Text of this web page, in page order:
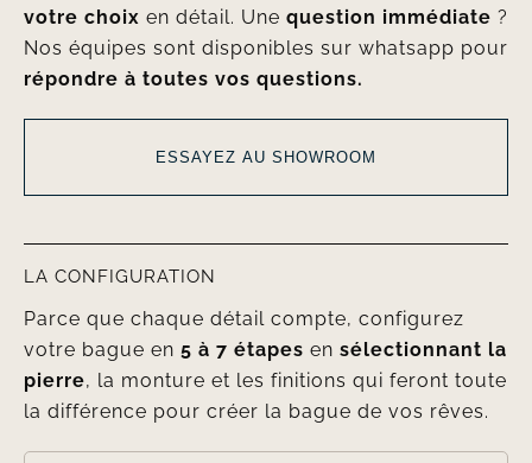
votre choix en détail. Une question immédiate ?
Nos équipes sont disponibles sur whatsapp pour
répondre à toutes vos questions.
ESSAYEZ AU SHOWROOM
LA CONFIGURATION
Parce que chaque détail compte, configurez
votre bague en 5 à 7 étapes en sélectionnant la
pierre, la monture et les finitions qui feront toute
la différence pour créer la bague de vos rêves.